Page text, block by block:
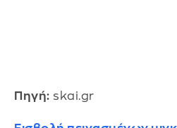
Πηγή: skai.gr